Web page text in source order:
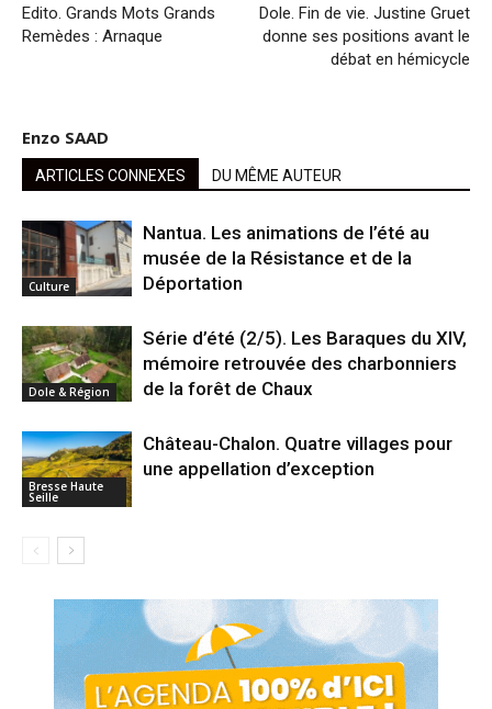
Edito. Grands Mots Grands
Remèdes : Arnaque
Dole. Fin de vie. Justine Gruet
donne ses positions avant le
débat en hémicycle
Enzo SAAD
ARTICLES CONNEXES DU MÊME AUTEUR
Culture
Nantua. Les animations de l’été au
musée de la Résistance et de la
Déportation
Dole & Région
Série d’été (2/5). Les Baraques du XIV,
mémoire retrouvée des charbonniers
de la forêt de Chaux
Bresse Haute
Seille
Château-Chalon. Quatre villages pour
une appellation d’exception